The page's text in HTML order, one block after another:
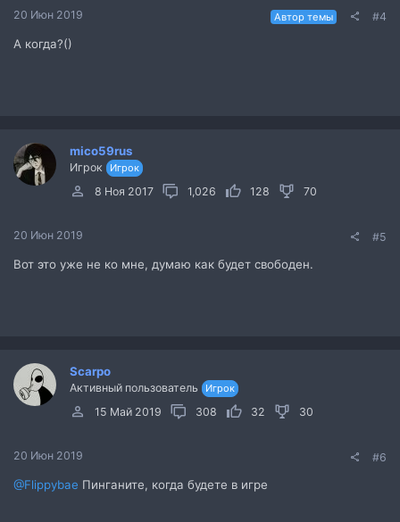
20 Июн 2019 Автор темы #4
А когда?()
mico59rus
Игрок Игрок
8 Ноя 2017 1,026 128 70
20 Июн 2019 #5
Вот это уже не ко мне, думаю как будет свободен.
Scarpo
Активный пользователь Игрок
15 Май 2019 308 32 30
20 Июн 2019 #6
@Flippybae Пинганите, когда будете в игре